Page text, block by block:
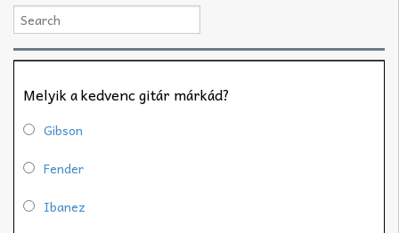
Melyik a kedvenc gitár márkád?
Gibson
Fender
Ibanez